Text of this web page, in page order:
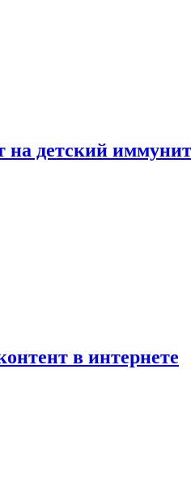
на детский
в интернете